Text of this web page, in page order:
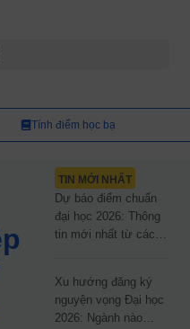
Tính điểm học bạ
TIN MỚI NHẤT
Dự báo điểm chuẩn
đại học 2026: Thông
tin mới nhất từ các
Xu hướng đăng ký
nguyện vọng Đại học
2026: Ngành nào